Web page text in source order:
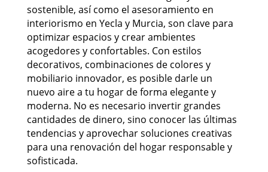
sostenible, así como el asesoramiento en
interiorismo en Yecla y Murcia, son clave para
optimizar espacios y crear ambientes
acogedores y confortables. Con estilos
decorativos, combinaciones de colores y
mobiliario innovador, es posible darle un
nuevo aire a tu hogar de forma elegante y
moderna. No es necesario invertir grandes
cantidades de dinero, sino conocer las últimas
tendencias y aprovechar soluciones creativas
para una renovación del hogar responsable y
sofisticada.